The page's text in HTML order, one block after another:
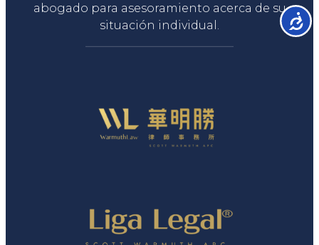
abogado para asesoramiento acerca de su
situación individual.